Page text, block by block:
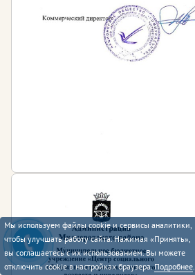
Мы используем файлы cookie и сервисы аналитики,
чтобы улучшать работу сайта. Нажимая «Принять»,
вы соглашаетесь с их использованием. Вы можете
отключить cookie в настройках браузера.Подробнее.